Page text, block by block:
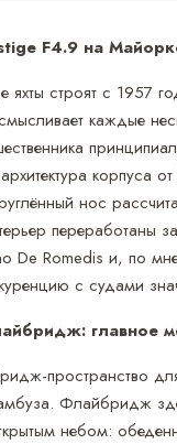
F4.9 на
яхты строят с 1957
каждые
корпуса
нос
переработаны
De Romedis и, по
с судами
главное
пространство
Флайбридж
небом: